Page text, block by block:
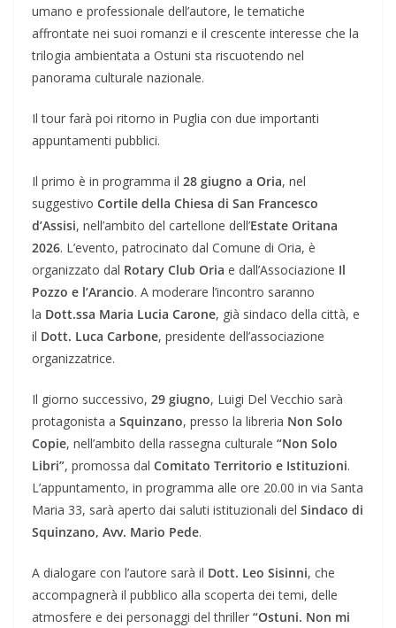
umano e professionale dell’autore, le tematiche
affrontate nei suoi romanzi e il crescente interesse che la
trilogia ambientata a Ostuni sta riscuotendo nel
panorama culturale nazionale.
Il tour farà poi ritorno in Puglia con due importanti
appuntamenti pubblici.
Il primo è in programma il 28 giugno a Oria, nel
suggestivo Cortile della Chiesa di San Francesco
d’Assisi, nell’ambito del cartellone dell’Estate Oritana
2026. L’evento, patrocinato dal Comune di Oria, è
organizzato dal Rotary Club Oria e dall’Associazione Il
Pozzo e l’Arancio. A moderare l’incontro saranno
la Dott.ssa Maria Lucia Carone, già sindaco della città, e
il Dott. Luca Carbone, presidente dell’associazione
organizzatrice.
Il giorno successivo, 29 giugno, Luigi Del Vecchio sarà
protagonista a Squinzano, presso la libreria Non Solo
Copie, nell’ambito della rassegna culturale “Non Solo
Libri”, promossa dal Comitato Territorio e Istituzioni.
L’appuntamento, in programma alle ore 20.00 in via Santa
Maria 33, sarà aperto dai saluti istituzionali del Sindaco di
Squinzano, Avv. Mario Pede.
A dialogare con l’autore sarà il Dott. Leo Sisinni, che
accompagnerà il pubblico alla scoperta dei temi, delle
atmosfere e dei personaggi del thriller “Ostuni. Non mi